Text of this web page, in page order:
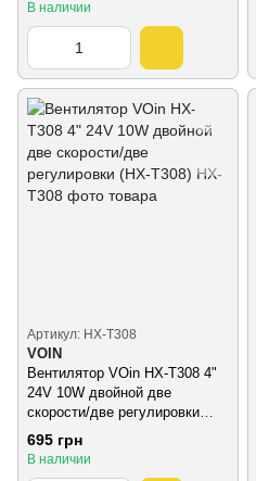
В наличии
Артикул: HX-T308
VOIN
Вентилятор VOin HX-T308 4"
24V 10W двойной две
скорости/две регулировки
(HX-T308)
695 грн
В наличии